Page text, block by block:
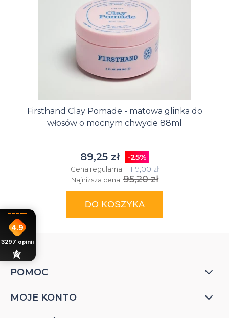
Firsthand Clay Pomade - matowa glinka do
włosów o mocnym chwycie 88ml
89,25 zł -25%
Cena regularna: 119,00 zł
Najniższa cena:95,20 zł
DO KOSZYKA
POMOC
MOJE KONTO
4.9
3297 opinii